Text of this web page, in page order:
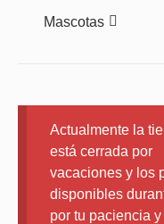
Mascotas
Actualmente la
está cerrada por
vacaciones y los
disponibles
por tu paciencia